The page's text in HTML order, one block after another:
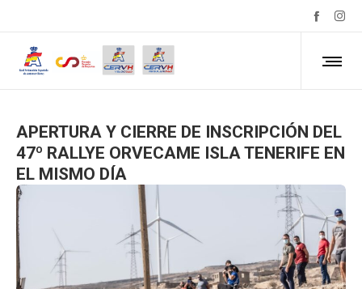
APERTURA Y CIERRE DE INSCRIPCIÓN DEL
47º RALLYE ORVECAME ISLA TENERIFE EN
EL MISMO DÍA